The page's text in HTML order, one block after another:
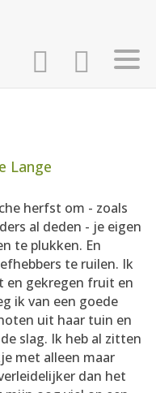
AANMELDEN
Lange
herfst om - zoals
al deden - je eigen
te plukken. En
te ruilen. Ik
en gekregen fruit en
ik van een goede
uit haar tuin en
slag. Ik heb al zitten
met alleen maar
dan het